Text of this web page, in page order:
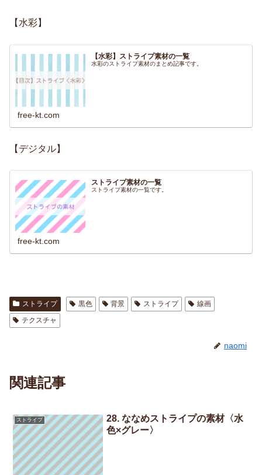
【水彩】
【水彩】ストライプ素材の一覧
水彩のストライプ素材のまとめ記事です。
free-kt.com
【デジタル】
ストライプ素材の一覧
ストライプ素材の一覧です。
free-kt.com
ストライプ 黒色 背景 ストライプ
線画
テクスチャ
naomi
関連記事
ストライプ
28. ななめストライプの素材〈水
色×グレー〉